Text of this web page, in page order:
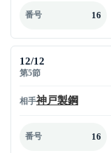
番号 16
12/12
第5節
相手神戸製鋼
番号 16